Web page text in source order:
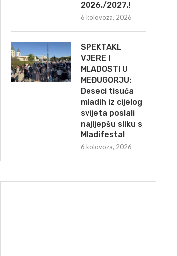
2026./2027.!
6 kolovoza, 2026
SPEKTAKL
VJERE I
MLADOSTI U
MEĐUGORJU:
Deseci tisuća
mladih iz cijelog
svijeta poslali
najljepšu sliku s
Mladifesta!
6 kolovoza, 2026